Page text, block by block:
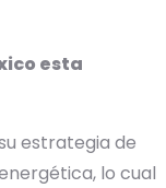
esta
estrategia de
lo cual